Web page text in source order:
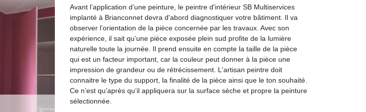
Avant l’application d’une peinture, le peintre d'intérieur SB Multiservices
implanté à Brianconnet devra d'abord diagnostiquer votre bâtiment. Il va
observer l’orientation de la pièce concernée par les travaux. Avec son
expérience, il sait qu’une pièce exposée plein sud profite de la lumière
naturelle toute la journée. Il prend ensuite en compte la taille de la pièce
qui est un facteur important, car la couleur peut donner à la pièce une
impression de grandeur ou de rétrécissement. L'artisan peintre doit
connaitre le type du support, la finalité de la pièce ainsi que le ton souhaité.
Ce n’est qu’après qu’il appliquera sur la surface sèche et propre la peinture
sélectionnée.